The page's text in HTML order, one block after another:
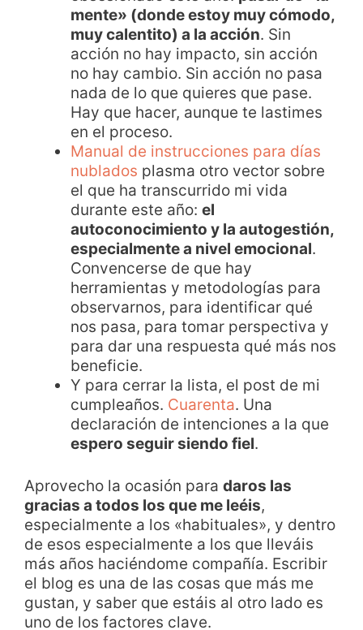
mente» (donde estoy muy cómodo,
muy calentito) a la acción. Sin
acción no hay impacto, sin acción
no hay cambio. Sin acción no pasa
nada de lo que quieres que pase.
Hay que hacer, aunque te lastimes
en el proceso.
Manual de instrucciones para días
nublados plasma otro vector sobre
el que ha transcurrido mi vida
durante este año: el
autoconocimiento y la autogestión,
especialmente a nivel emocional.
Convencerse de que hay
herramientas y metodologías para
observarnos, para identificar qué
nos pasa, para tomar perspectiva y
para dar una respuesta qué más nos
beneficie.
Y para cerrar la lista, el post de mi
cumpleaños. Cuarenta. Una
declaración de intenciones a la que
espero seguir siendo fiel.
Aprovecho la ocasión para daros las
gracias a todos los que me leéis,
especialmente a los «habituales», y dentro
de esos especialmente a los que lleváis
más años haciéndome compañía. Escribir
el blog es una de las cosas que más me
gustan, y saber que estáis al otro lado es
uno de los factores clave.